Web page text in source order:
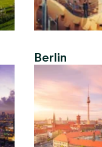
Berlin